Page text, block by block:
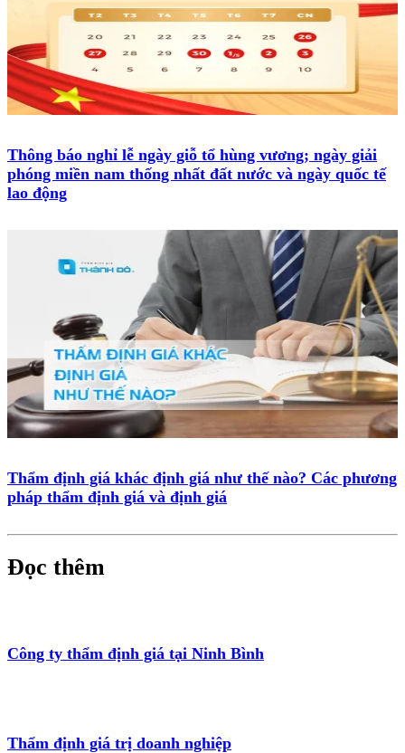
Thông báo nghỉ lễ ngày giỗ tổ hùng vương; ngày giải
phóng miền nam thống nhất đất nước và ngày quốc tế
lao động
Thẩm định giá khác định giá như thế nào? Các phương
pháp thẩm định giá và định giá
Đọc thêm
Công ty thẩm định giá tại Ninh Bình
Thẩm định giá trị doanh nghiệp